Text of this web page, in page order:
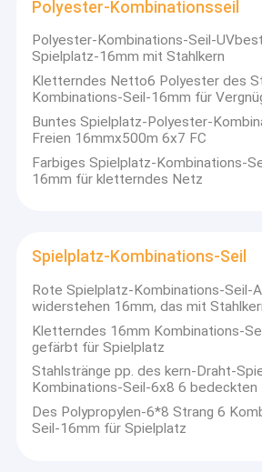
Polyester-Kombinationsseil
Polyester-Kombinations-Seil-
Spielplatz-16mm mit Stahlkern
Kletterndes Netto6 Polyester des
Kombinations-Seil-16mm für
Buntes Spielplatz-Polyester-
Freien 16mmx500m 6x7 FC
Farbiges Spielplatz-Kombinations-
16mm für kletterndes Netz
Spielplatz-Kombinations-Seil
Rote Spielplatz-Kombinations-Seil-
widerstehen 16mm, das mit
Kletterndes 16mm Kombinations-
gefärbt für Spielplatz
Stahlstränge pp. des kern-Draht-
Kombinations-Seil-6x8 6 bedeckten
Des Polypropylen-6*8 Strang 6
Seil-16mm für Spielplatz